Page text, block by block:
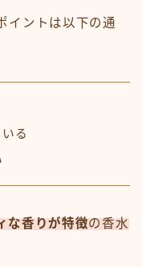
イントは以下の通
る
な香りが特徴の香水